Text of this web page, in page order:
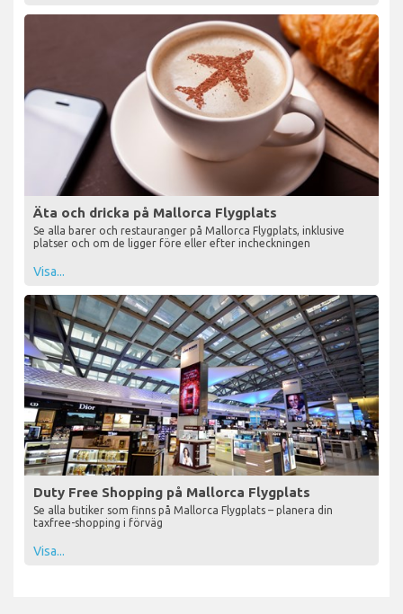
Äta och dricka på Mallorca Flygplats
Se alla barer och restauranger på Mallorca Flygplats, inklusive
platser och om de ligger före eller efter incheckningen
Visa...
Duty Free Shopping på Mallorca Flygplats
Se alla butiker som finns på Mallorca Flygplats – planera din
taxfree-shopping i förväg
Visa...